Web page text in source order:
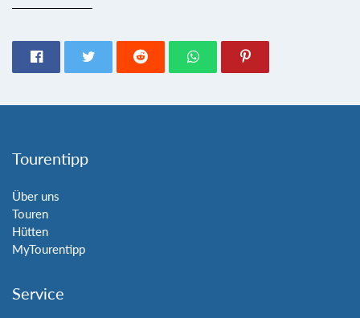
Tourentipp
Über uns
Touren
Hütten
MyTourentipp
Service